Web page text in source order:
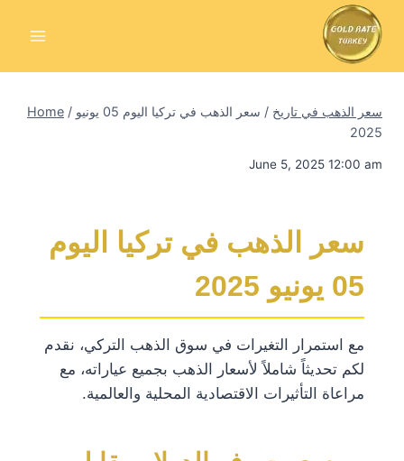
Home / سعر الذهب في تاريخ /
سعر الذهب في تركيا اليوم 05 يونيو
2025
June 5, 2025 12:00 am
سعر الذهب في تركيا اليوم
05 يونيو 2025
مع استمرار التغيرات في سوق الذهب التركي، نقدم
لكم تحديثاً شاملاً لأسعار الذهب بجميع عياراته، مع
مراعاة التأثيرات الاقتصادية المحلية والعالمية.